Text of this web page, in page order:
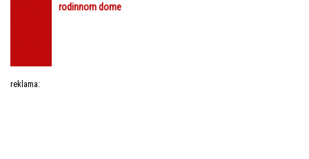
rodinnom dome
reklama: